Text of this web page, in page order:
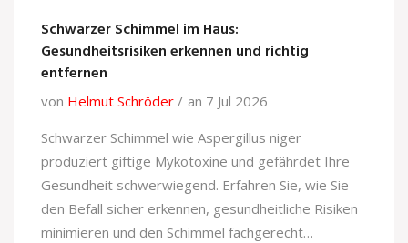
Schwarzer Schimmel im Haus:
Gesundheitsrisiken erkennen und richtig
entfernen
von Helmut Schröder
an 7 Jul 2026
Schwarzer Schimmel wie Aspergillus niger
produziert giftige Mykotoxine und gefährdet Ihre
Gesundheit schwerwiegend. Erfahren Sie, wie Sie
den Befall sicher erkennen, gesundheitliche Risiken
minimieren und den Schimmel fachgerecht